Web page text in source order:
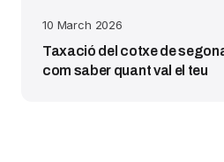
10 March 2026
Taxació del cotxe de
com saber quant val el teu